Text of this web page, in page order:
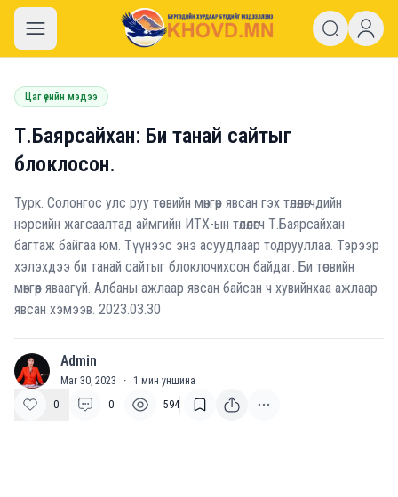
khovd.mn
Цаг үеийн мэдээ
Т.Баярсайхан: Би танай сайтыг
блоклосон.
Турк. Солонгос улс руу төсвийн мөнгөөр явсан гэх төлөөлөгчдийн
нэрсийн жагсаалтад аймгийн ИТХ-ын төлөөлөгч Т.Баярсайхан
багтаж байгаа юм. Түүнээс энэ асуудлаар тодрууллаа. Тэрээр
хэлэхдээ би танай сайтыг блоклочихсон байдаг. Би төсвийн
мөнгөөр яваагүй. Албаны ажлаар явсан байсан ч хувийнхаа ажлаар
явсан хэмээв. 2023.03.30
A Admin
Mar 30, 2023 · 1 мин уншина
0
0 594